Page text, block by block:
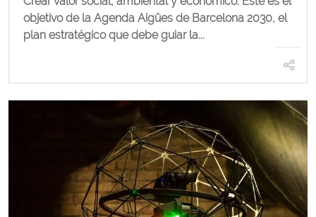
objetivo de la Agenda Aigües de Barcelona 2030, el
plan estratégico que debe guiar la...